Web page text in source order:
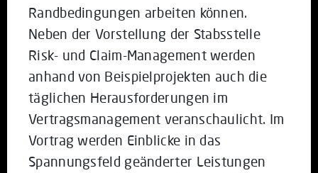
Randbedingungen arbeiten können.
Neben der Vorstellung der Stabsstelle
Risk- und Claim-Management werden
anhand von Beispielprojekten auch die
täglichen Herausforderungen im
Vertragsmanagement veranschaulicht. Im
Vortrag werden Einblicke in das
Spannungsfeld geänderter Leistungen